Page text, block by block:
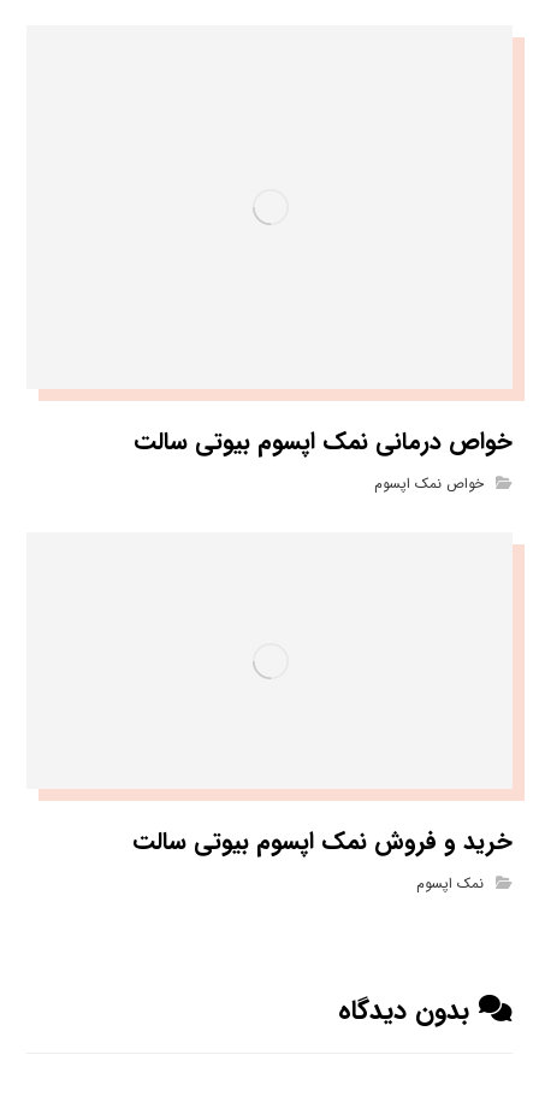
خواص درمانی نمک اپسوم بیوتی سالت
خواص نمک اپسوم
خرید و فروش نمک اپسوم بیوتی سالت
نمک اپسوم
بدون دیدگاه